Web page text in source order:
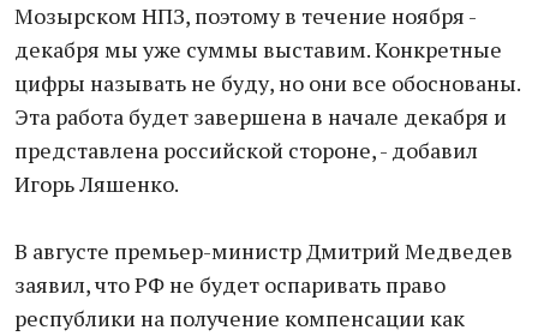
Мозырском НПЗ, поэтому в течение ноября -
декабря мы уже суммы выставим. Конкретные
цифры называть не буду, но они все обоснованы.
Эта работа будет завершена в начале декабря и
представлена российской стороне, - добавил
Игорь Ляшенко.
В августе премьер-министр Дмитрий Медведев
заявил, что РФ не будет оспаривать право
республики на получение компенсации как